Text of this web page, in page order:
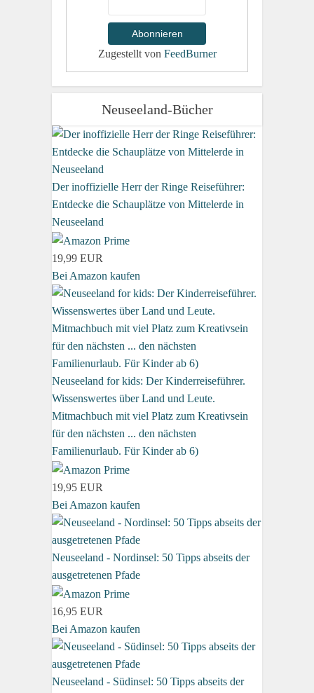
Zugestellt von FeedBurner
Neuseeland-Bücher
Der inoffizielle Herr der Ringe Reiseführer:
Entdecke die Schauplätze von Mittelerde in
Neuseeland
19,99 EUR
Bei Amazon kaufen
Neuseeland for kids: Der Kinderreiseführer.
Wissenswertes über Land und Leute.
Mitmachbuch mit viel Platz zum Kreativsein
für den nächsten ... den nächsten
Familienurlaub. Für Kinder ab 6)
19,95 EUR
Bei Amazon kaufen
Neuseeland - Nordinsel: 50 Tipps abseits der
ausgetretenen Pfade
16,95 EUR
Bei Amazon kaufen
Neuseeland - Südinsel: 50 Tipps abseits der